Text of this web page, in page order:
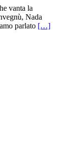
vanta la
Nada
parlato […]